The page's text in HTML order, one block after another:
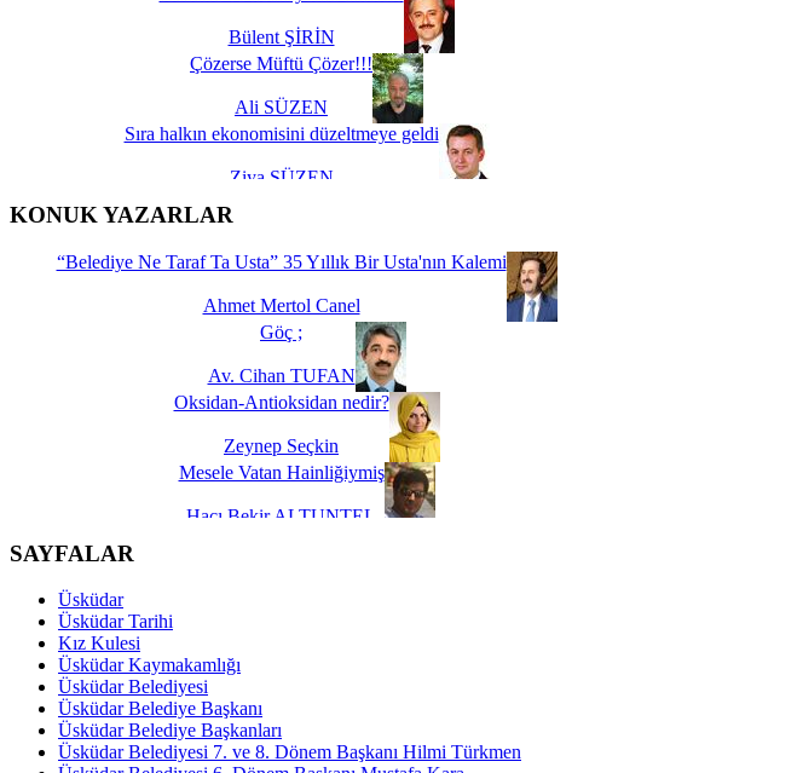
Bülent ŞİRİN
Çözerse Müftü Çözer!!!
Ali SÜZEN
Sıra halkın ekonomisini düzeltmeye geldi
Ziya SÜZEN
İşte Biz buyuz...
KONUK YAZARLAR
“Belediye Ne Taraf Ta Usta” 35 Yıllık Bir Usta'nın Kalemi
Ahmet Mertol Canel
Göç ;
Av. Cihan TUFAN
Oksidan-Antioksidan nedir?
Zeynep Seçkin
Mesele Vatan Hainliğiymiş
Hacı Bekir ALTUNTEL
Dünya Fani, Ama Kısa Bir Süre De Olsa Burdayız
Savaş ŞENEL
Hukukun Adaleti Kalmadı Üstadım!
Av. Şerife PAMUK
İmar Sorunlarının Genel Çözümü ''Riskli Alan Dönüşümü''
SAYFALAR
Üsküdar
Üsküdar Tarihi
Kız Kulesi
Üsküdar Kaymakamlığı
Üsküdar Belediyesi
Üsküdar Belediye Başkanı
Üsküdar Belediye Başkanları
Üsküdar Belediyesi 7. ve 8. Dönem Başkanı Hilmi Türkmen